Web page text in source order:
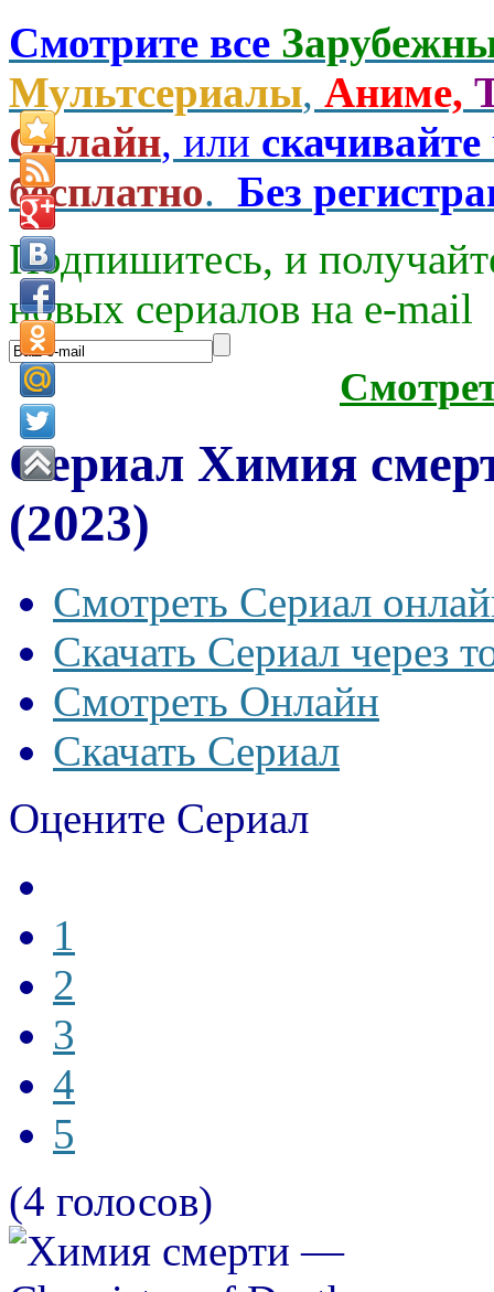
Смотрите все
Мультсериалы, Аниме,
Онлайн, или скачивайте
бесплатно. Без
Подпишитесь, и
новых сериалов на e-mаil
Сериал Химия
(2023)
Смотреть Сериал
Скачать Сериал через
Смотреть Онлайн
Скачать Сериал
Оцените Сериал
1
2
3
4
5
(4 голосов)